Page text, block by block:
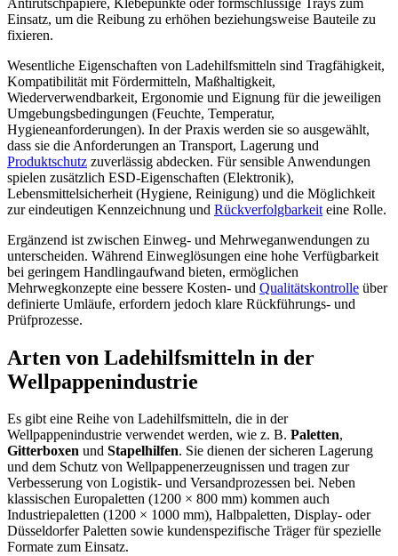
Einsatz, um die Reibung zu erhöhen beziehungsweise Bauteile zu
fixieren.
Wesentliche Eigenschaften von Ladehilfsmitteln sind Tragfähigkeit,
Kompatibilität mit Fördermitteln, Maßhaltigkeit,
Wiederverwendbarkeit, Ergonomie und Eignung für die jeweiligen
Umgebungsbedingungen (Feuchte, Temperatur,
Hygieneanforderungen). In der Praxis werden sie so ausgewählt,
dass sie die Anforderungen an Transport, Lagerung und
Produktschutz zuverlässig abdecken. Für sensible Anwendungen
spielen zusätzlich ESD-Eigenschaften (Elektronik),
Lebensmittelsicherheit (Hygiene, Reinigung) und die Möglichkeit
zur eindeutigen Kennzeichnung und Rückverfolgbarkeit eine Rolle.
Ergänzend ist zwischen Einweg- und Mehrweganwendungen zu
unterscheiden. Während Einweglösungen eine hohe Verfügbarkeit
bei geringem Handlingaufwand bieten, ermöglichen
Mehrwegkonzepte eine bessere Kosten- und Qualitätskontrolle über
definierte Umläufe, erfordern jedoch klare Rückführungs- und
Prüfprozesse.
Arten von Ladehilfsmitteln in der
Wellpappenindustrie
Es gibt eine Reihe von Ladehilfsmitteln, die in der
Wellpappenindustrie verwendet werden, wie z. B. Paletten,
Gitterboxen und Stapelhilfen. Sie dienen der sicheren Lagerung
und dem Schutz von Wellpappenerzeugnissen und tragen zur
Verbesserung von Logistik- und Versandprozessen bei. Neben
klassischen Europaletten (1200 × 800 mm) kommen auch
Industriepaletten (1200 × 1000 mm), Halbpaletten, Display- oder
Düsseldorfer Paletten sowie kundenspezifische Träger für spezielle
Formate zum Einsatz.